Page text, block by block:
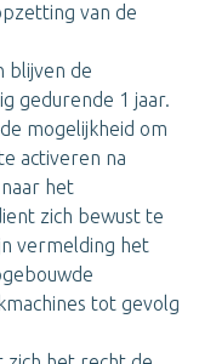
van de
blijven de
gedurende 1 jaar.
mogelijkheid om
activeren na
het
zich bewust te
vermelding het
tot gevolg